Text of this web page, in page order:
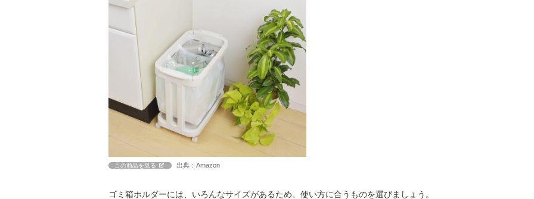
この商品を見る 出典：Amazon
ゴミ箱ホルダーには、いろんなサイズがあるため、使い方に合うものを選びましょう。